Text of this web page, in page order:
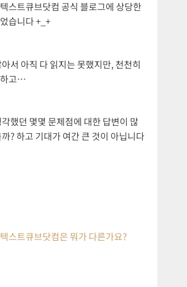
스트큐브닷컴 공식 블로그에 상당한
습니다 +_+
서 아직 다 읽지는 못했지만, 천천히
하고…
했던 몇몇 문제점에 대한 답변이 많
? 하고 기대가 여간 큰 것이 아닙니다
스트큐브닷컴은 뭐가 다른가요?